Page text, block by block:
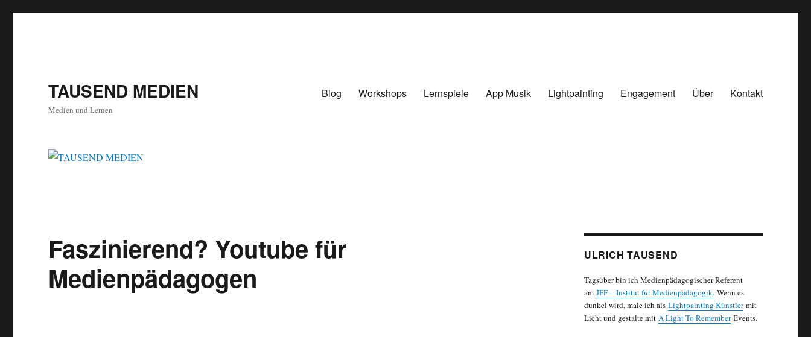
TAUSEND MEDIEN
Medien und Lernen
Blog Workshops Lernspiele App Musik Lightpainting Engagement Über Kontakt
Faszinierend? Youtube für
Medienpädagogen
ULRICH TAUSEND
Tagsüber bin ich Medienpädagogischer Referent
am JFF – Institut für Medienpädagogik.Wenn es
dunkel wird, male ich als Lightpainting Künstlermit
Licht und gestalte mit A Light To RememberEvents.